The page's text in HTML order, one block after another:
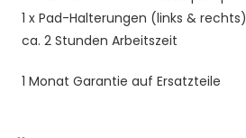
1 x Pad-Halterungen (links & rechts)
ca. 2 Stunden Arbeitszeit
1 Monat Garantie auf Ersatzteile